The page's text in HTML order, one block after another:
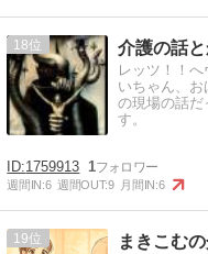
18 介護の話
レッツ！！
いちゃん、
の現場の話だ
す。
1759913 1
週間IN:6 週間OUT:9 月間IN:6
19 まきこむ